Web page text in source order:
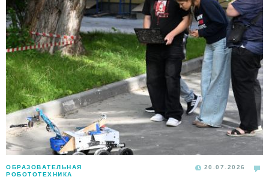
ОБРАЗОВАТЕЛЬНАЯ
РОБОТОТЕХНИКА
20.07.2026